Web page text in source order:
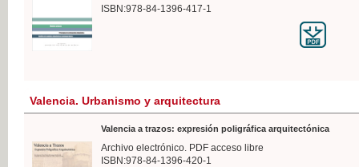
ISBN:978-84-1396-417-1
Valencia. Urbanismo y arquitectura
Valencia a trazos: expresión poligráfica arquitectónica
Archivo electrónico. PDF acceso libre
ISBN:978-84-1396-420-1